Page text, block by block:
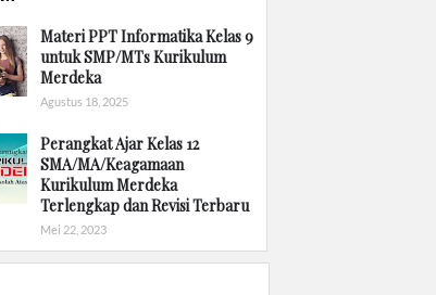
Materi PPT Informatika Kelas 9
untuk SMP/MTs Kurikulum
Merdeka
Agustus 18, 2025
Perangkat Ajar Kelas 12
SMA/MA/Keagamaan
Kurikulum Merdeka
Terlengkap dan Revisi Terbaru
Mei 22, 2023